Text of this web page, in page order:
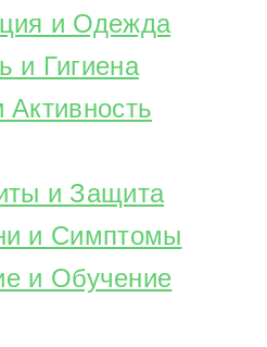
и Одежда
и Гигиена
Активность
и Защита
и Симптомы
и Обучение